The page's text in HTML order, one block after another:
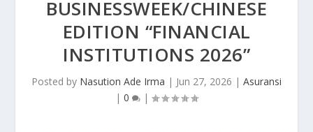
BUSINESSWEEK/CHINESE
EDITION “FINANCIAL
INSTITUTIONS 2026”
Posted by Nasution Ade Irma | Jun 27, 2026 | Asuransi
| 0 |